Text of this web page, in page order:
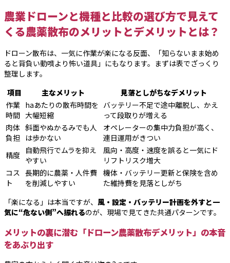
農業ドローンと機種と比較の選び方で見えて
くる農薬散布のメリットとデメリットとは？
ドローン散布は、一気に作業が楽になる反面、「知らないまま始め
ると背負い動噴より怖い道具」にもなります。まずは表でざっくり
整理します。
項目
主なメリット
見落としがちなデメリット
作業
時間
haあたりの散布時間を
大幅短縮
バッテリー不足で途中離脱し、かえ
って段取りが増える
肉体
負担
斜面やぬかるみでも人
は歩かない
オペレーターの集中力負担が高く、
連日運用がきつい
精度 自動飛行でムラを抑え
やすい
風向・高度・速度を誤ると一気にド
リフトリスク増大
コス
ト
長期的に農薬・人件費
を削減しやすい
機体・バッテリー更新と保険を含め
た維持費を見落としがち
「楽になる」は本当ですが、 風・設定・バッテリー計画を外すと一
気に“危ない側”へ振れるのが、現場で見てきた共通パターンです。
メリットの裏に潜む「ドローン農薬散布デメリット」の本音
をあぶり出す